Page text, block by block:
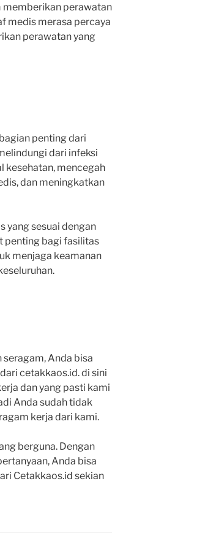
memberikan perawatan
medis merasa percaya
perawatan yang
penting dari
dari infeksi
kesehatan, mencegah
dan meningkatkan
yang sesuai dengan
penting bagi fasilitas
menjaga keamanan
Anda bisa
dari cetakkaos.id. di sini
dan yang pasti kami
Anda sudah tidak
kerja dari kami.
berguna. Dengan
Anda bisa
Cetakkaos.id sekian